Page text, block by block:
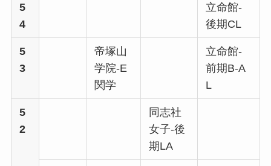
5
4
立命館-
後期CL
5
3
帝塚山
学院-E
関学
立命館-
前期B-A
L
5
2
同志社
女子-後
期LA